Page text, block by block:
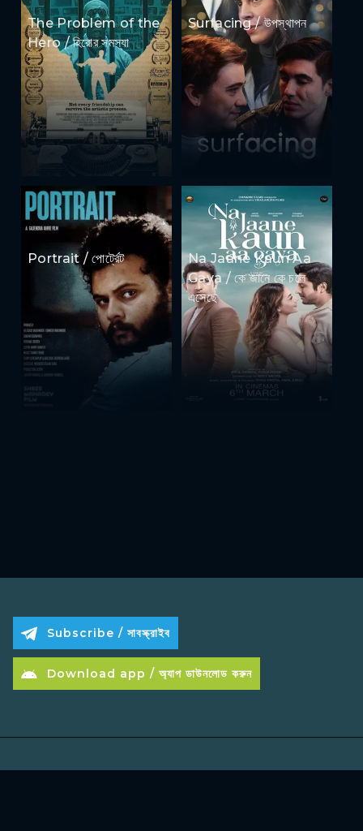
The Problem of the
Hero / হিরোর সমস্যা
Surfacing / উপস্থাপন
Portrait / পোর্ট্রেট
Na Jaane Kaun Aa
Gaya / কে জানে কে চলে
এসেছে
Subscribe / সাবস্ক্রাইব
Download app / অ্যাপ ডাউনলোড করুন